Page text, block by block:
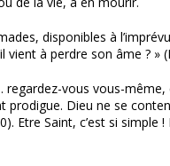
disponibles à
vient à perdre son âme ? »
vous vous-
prodigue. Dieu ne se
Etre Saint, c’est si